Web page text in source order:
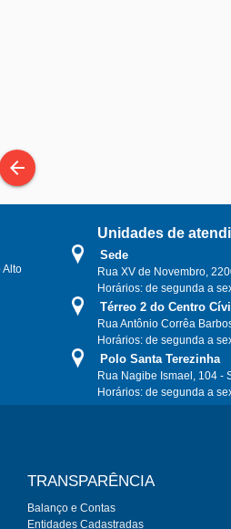
arrow_back
Alto
Unidades de
Sede
Rua XV de Novembro,
Horários: de segunda a
Térreo 2 do Centro
Rua Antônio Corrêa
Horários: de segunda a
Polo Santa Terezinha
Rua Nagibe Ismael, 104 -
Horários: de segunda a
TRANSPARÊNCIA
Balanço e Contas
Entidades Cadastradas